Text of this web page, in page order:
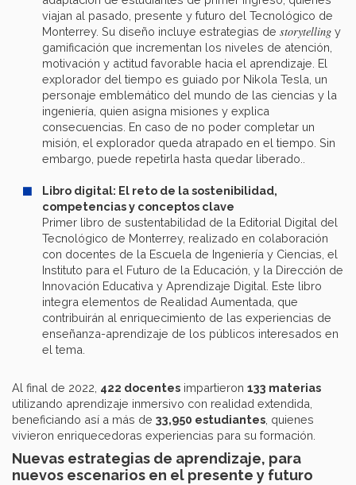
viajan al pasado, presente y futuro del Tecnológico de
Monterrey. Su diseño incluye estrategias de storytelling y
gamificación que incrementan los niveles de atención,
motivación y actitud favorable hacia el aprendizaje. El
explorador del tiempo es guiado por Nikola Tesla, un
personaje emblemático del mundo de las ciencias y la
ingeniería, quien asigna misiones y explica
consecuencias. En caso de no poder completar un
misión, el explorador queda atrapado en el tiempo. Sin
embargo, puede repetirla hasta quedar liberado..
Libro digital: El reto de la sostenibilidad,
competencias y conceptos clave
Primer libro de sustentabilidad de la Editorial Digital del
Tecnológico de Monterrey, realizado en colaboración
con docentes de la Escuela de Ingeniería y Ciencias, el
Instituto para el Futuro de la Educación, y la Dirección de
Innovación Educativa y Aprendizaje Digital. Este libro
integra elementos de Realidad Aumentada, que
contribuirán al enriquecimiento de las experiencias de
enseñanza-aprendizaje de los públicos interesados en
el tema.
Al final de 2022, 422 docentes impartieron 133 materias
utilizando aprendizaje inmersivo con realidad extendida,
beneficiando así a más de 33,950 estudiantes , quienes
vivieron enriquecedoras experiencias para su formación.
Nuevas estrategias de aprendizaje, para
nuevos escenarios en el presente y futuro